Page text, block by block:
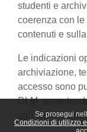
Se prosegui
Condizioni di utilizzo
studenti e
coerenza con
contenuti e
Le indicazioni
archiviazione,
accesso sono
DLM,
agli utenti